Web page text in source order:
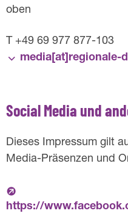
oben
T +49 69 977 877-103
media[at]­regionale-
Social Media und
Dieses Impressum gilt
Media-Präsenzen und
https://